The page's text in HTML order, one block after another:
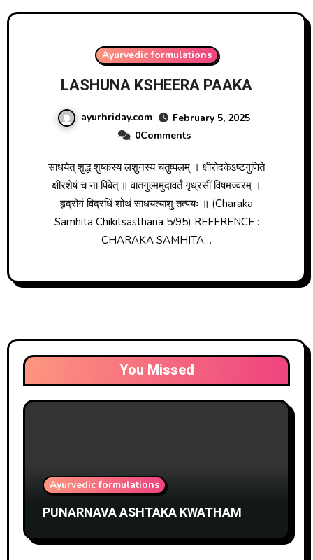
Ayurvedic formulations
LASHUNA KSHEERA PAAKA
ayurhriday.com
February 5, 2025
0Comments
साधयेत् शुद्ध शुष्कस्य लशुनस्य चतुष्पलम् । क्षीरोदकेऽष्टगुणिते
क्षीरशेषं च ना पिबेत् ॥ वातगुल्ममुदावर्तं गृध्रसीं विषमज्वरम् ।
हृद्रोगं विद्रधिं शोथं साधयत्याशु तत्पयः ॥ (Charaka
Samhita Chikitsasthana 5/95) REFERENCE :
CHARAKA SAMHITA…
You Missed
Ayurvedic formulations
PUNARNAVA ASHTAKA KWATHAM